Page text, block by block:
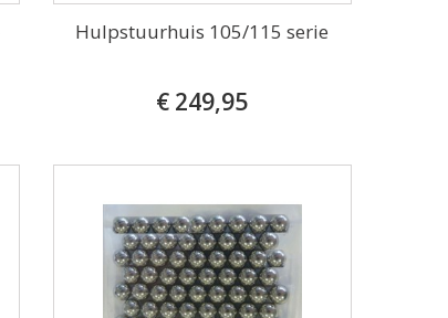
Hulpstuurhuis 105/115 serie
€ 249,95